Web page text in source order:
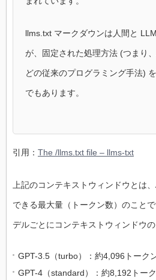
llms.txt マークダウンは人間と
が、固定された処理方法 (つまり
どの従来のプログラミング手法)
でもあります。
引用： The /llms.txt file – llms-txt
上記のコンテキストウィンドウとは
できる最大量（トークン数）のこと
デルごとにコンテキストウィンドウ
GPT-3.5（turbo）：約4,096トーク
GPT-4（standard）：約8,192トー